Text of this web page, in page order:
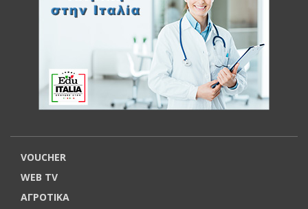
VOUCHER
WEB TV
ΑΓΡΟΤΙΚΑ